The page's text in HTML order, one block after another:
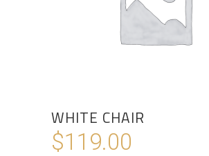
WHITE CHAIR
$119.00